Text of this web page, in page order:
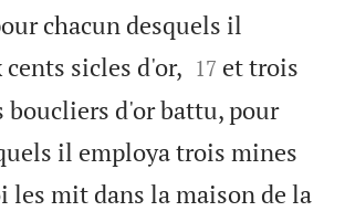
chacun desquels il
sicles d'or, 

17 et trois
boucliers d'or battu, pour
il employa trois mines
les mit dans la maison de la